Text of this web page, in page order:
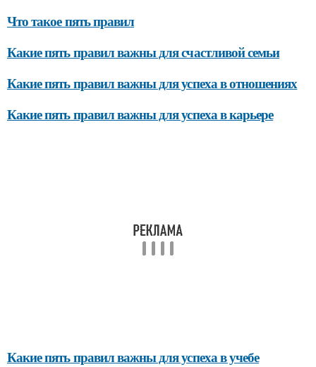
Что такое пять правил
Какие пять правил важны для счастливой семьи
Какие пять правил важны для успеха в отношениях
Какие пять правил важны для успеха в карьере
Какие пять правил важны для успеха в учебе